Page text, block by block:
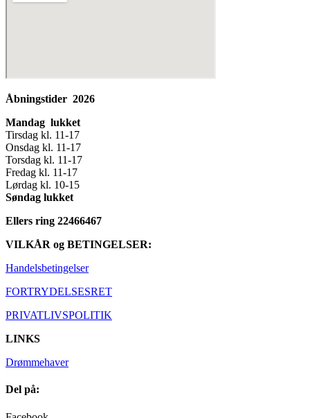
Åbningstider 2026
Mandag lukket
Tirsdag kl. 11-17
Onsdag kl. 11-17
Torsdag kl. 11-17
Fredag kl. 11-17
Lørdag kl. 10-15
Søndag lukket
Ellers ring 22466467
VILKÅR og BETINGELSER:
Handelsbetingelser
FORTRYDELSESRET
PRIVATLIVSPOLITIK
LINKS
Drømmehaver
Del på: